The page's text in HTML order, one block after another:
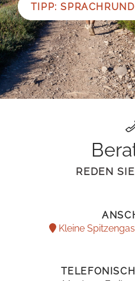
TIPP:
REDEN
Kleine